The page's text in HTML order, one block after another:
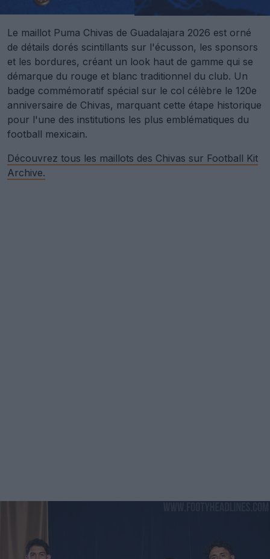
Le maillot Puma Chivas de Guadalajara 2026 est orné
de détails dorés scintillants sur l'écusson, les sponsors
et les bordures, créant un look haut de gamme qui se
démarque du rouge et blanc traditionnel du club. Un
badge commémoratif spécial sur le col célèbre le 120e
anniversaire de Chivas, marquant cette étape historique
pour l'une des institutions les plus emblématiques du
football mexicain.
Découvrez tous les maillots des Chivas sur Football Kit
Archive.